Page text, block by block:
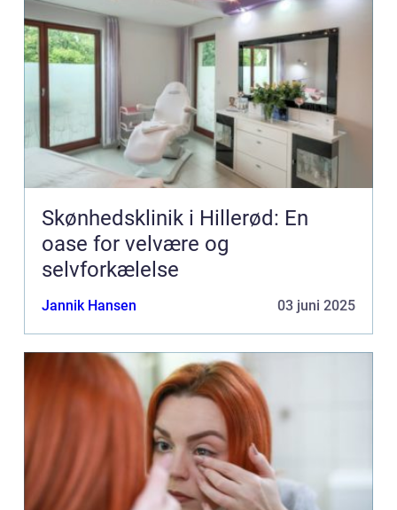
Skønhedsklinik i Hillerød: En
oase for velvære og
selvforkælelse
Jannik Hansen 03 juni 2025